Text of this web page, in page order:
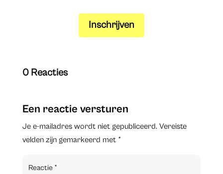
Inschrijven
0 Reacties
Een reactie versturen
Je e-mailadres wordt niet gepubliceerd. Vereiste
velden zijn gemarkeerd met *